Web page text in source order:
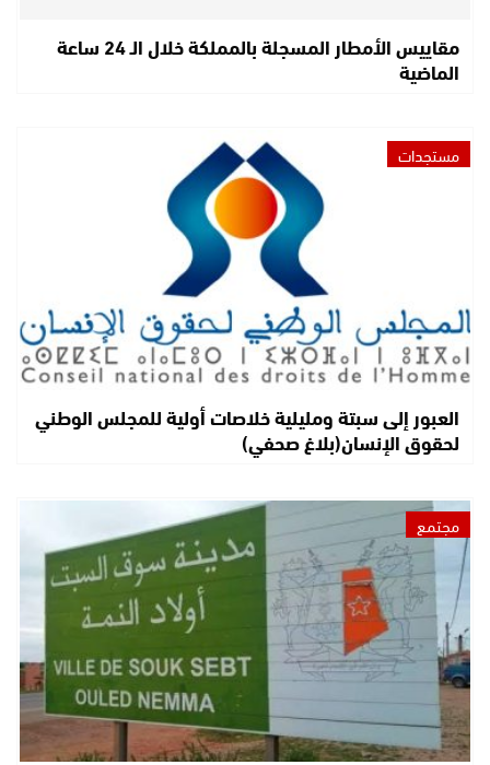
مقاييس الأمطار المسجلة بالمملكة خلال الـ 24 ساعة
الماضية
مستجدات
العبور إلى سبتة ومليلية خلاصات أولية للمجلس الوطني
لحقوق الإنسان(بلاغ صحفي)
مجتمع